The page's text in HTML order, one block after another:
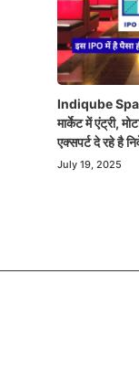
Indiqube
मार्केट में एंट्री,
एक्सपर्ट दे रहे है
July 19, 2025